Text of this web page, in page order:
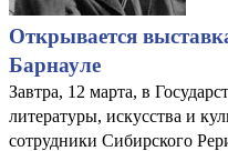
Открывается
Барнауле
Завтра, 12 марта, в
литературы, искусства и
сотрудники Сибирского